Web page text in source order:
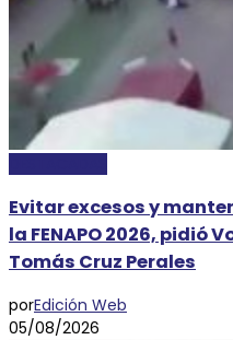
Evitar excesos y
la FENAPO 2026, pidió
Tomás Cruz Perales
porEdición Web
05/08/2026